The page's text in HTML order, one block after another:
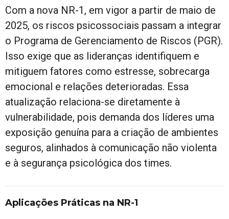
Com a nova NR-1, em vigor a partir de maio de
2025, os riscos psicossociais passam a integrar
o Programa de Gerenciamento de Riscos (PGR).
Isso exige que as lideranças identifiquem e
mitiguem fatores como estresse, sobrecarga
emocional e relações deterioradas. Essa
atualização relaciona-se diretamente à
vulnerabilidade, pois demanda dos líderes uma
exposição genuína para a criação de ambientes
seguros, alinhados à comunicação não violenta
e à segurança psicológica dos times.
Aplicações Práticas na NR-1